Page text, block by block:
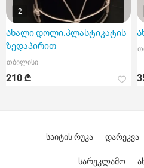
2
Ახალი დოლი.პლასტიკატის
ზედაპირით
თბილისი
210 ₾
საიტის რუკა დარეკვა
სარეკლამო